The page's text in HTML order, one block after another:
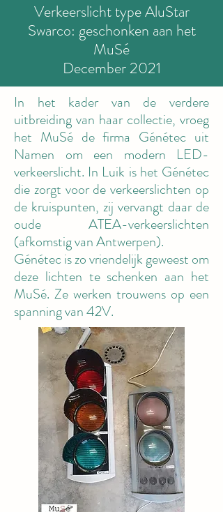
Verkeerslicht type AluStar
Swarco: geschonken aan het
MuSé
December 2021
In het kader van de verdere
uitbreiding van haar collectie, vroeg
het MuSé de firma Génétec uit
Namen om een modern LED-
verkeerslicht. In Luik is het Génétec
die zorgt voor de verkeerslichten op
de kruispunten, zij vervangt daar de
oude ATEA-verkeerslichten
(afkomstig van Antwerpen).
Génétec is zo vriendelijk geweest om
deze lichten te schenken aan het
MuSé. Ze werken trouwens op een
spanning van 42V.